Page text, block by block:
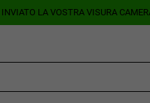
INVIATO LA VOSTRA VISURA